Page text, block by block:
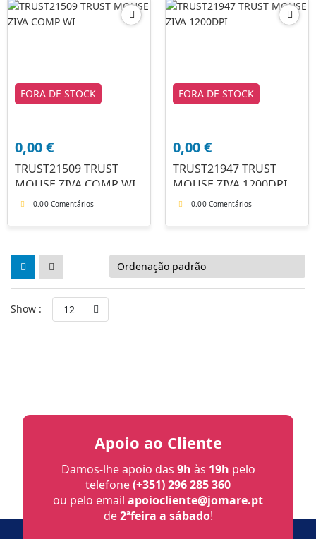
FORA DE STOCK
0,00€
TRUST21509 TRUST
MOUSE ZIVA COMP WI
0.00 Comentários
FORA DE STOCK
0,00€
TRUST21947 TRUST
MOUSE ZIVA 1200DPI
0.00 Comentários
Show : 12
Apoio ao Cliente
Damos-lhe apoio das 9h às 19h pelo
telefone(+351) 296 285 360
ou pelo email apoiocliente@jomare.pt
de2ªfeira a sábado!